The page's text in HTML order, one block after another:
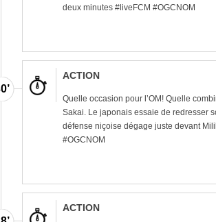
deux minutes #liveFCM #OGCNOM
ACTION
Quelle occasion pour l’OM! Quelle
Sakai. Le japonais essaie de redresser
défense niçoise dégage juste devant
#OGCNOM
ACTION